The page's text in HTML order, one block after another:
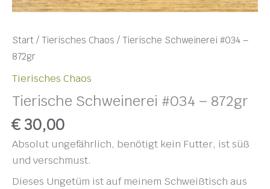
Start / Tierisches Chaos / Tierische Schweinerei #034 –
872gr
Tierisches Chaos
Tierische Schweinerei #034 – 872gr
€ 30,00
Absolut ungefährlich, benötigt kein Futter, ist süß
und verschmust.
Dieses Ungetüm ist auf meinem Schweißtisch aus